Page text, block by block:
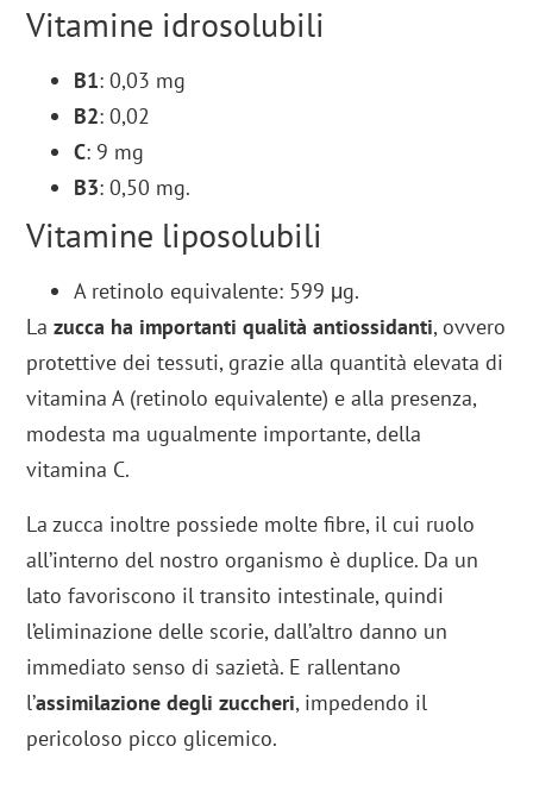
Vitamine idrosolubili
B1: 0,03 mg
B2: 0,02
C: 9 mg
B3: 0,50 mg.
Vitamine liposolubili
A retinolo equivalente: 599 μg.
Lazucca ha importanti qualità antiossidanti, ovvero
protettive dei tessuti, grazie alla quantità elevata di
vitamina A (retinolo equivalente) e alla presenza,
modesta ma ugualmente importante, della
vitamina C.
La zucca inoltre possiede molte fibre, il cui ruolo
all’interno del nostro organismo è duplice. Da un
lato favoriscono il transito intestinale, quindi
l’eliminazione delle scorie, dall’altro danno un
immediato senso di sazietà. E rallentano
l’assimilazione degli zuccheri, impedendo il
pericoloso picco glicemico.